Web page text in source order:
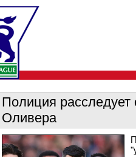
Полиция
Оливера